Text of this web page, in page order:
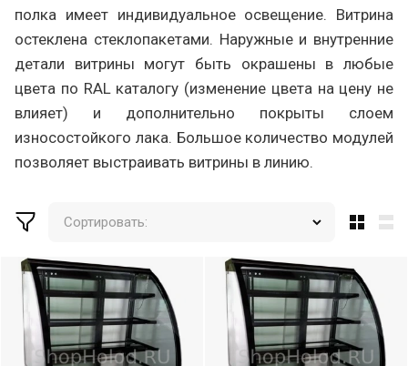
полка имеет индивидуальное освещение. Витрина
остеклена стеклопакетами. Наружные и внутренние
детали витрины могут быть окрашены в любые
цвета по RAL каталогу (изменение цвета на цену не
влияет) и дополнительно покрыты слоем
износостойкого лака. Большое количество модулей
позволяет выстраивать витрины в линию.
Сортировать: